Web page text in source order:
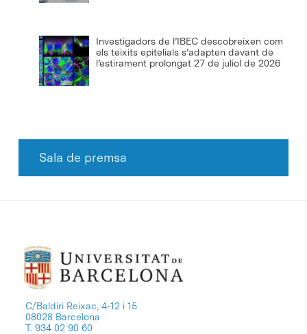
Investigadors de l’IBEC descobreixen com
els teixits epitelials s’adapten davant de
l’estirament prolongat 27 de juliol de 2026
Sala de premsa
C/Baldiri Reixac, 4-12 i 15
08028 Barcelona
T. 934 02 90 60